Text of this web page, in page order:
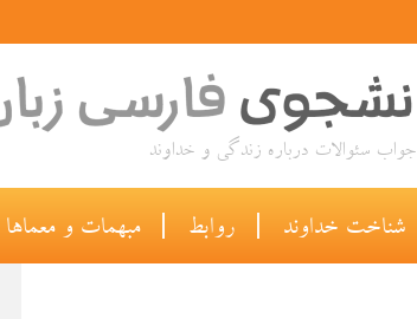
جواب سئوالات درباره زندگی و خداوند
شناخت خداوند روابط مبهمات و معماها